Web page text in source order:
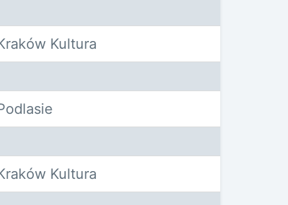
Kultura
Kultura